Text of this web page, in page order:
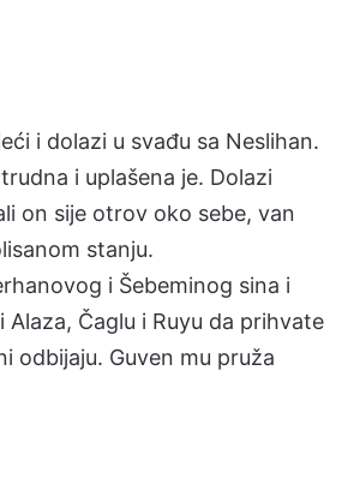
i dolazi u svađu sa Neslihan.
i uplašena je. Dolazi
on sije otrov oko sebe, van
stanju.
i Šebeminog sina i
Alaza, Čaglu i Ruyu da prihvate
odbijaju. Guven mu pruža